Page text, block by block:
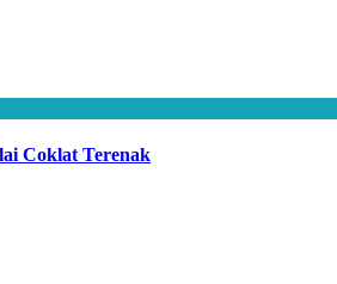
Coklat Terenak